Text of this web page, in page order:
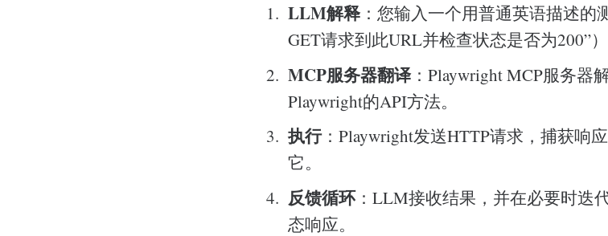
LLM解释：您输入一个用普通英语描述的
GET请求到此URL并检查状态是否为200”）
MCP服务器翻译：Playwright MCP服务器
Playwright的API方法。
执行：Playwright发送HTTP请求，捕获响
它。
反馈循环：LLM接收结果，并在必要时迭
态响应。